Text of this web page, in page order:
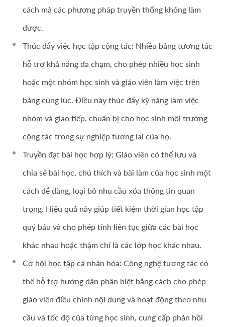
cách mà các phương pháp truyền thống không làm
được.
Thúc đẩy việc học tập cộng tác: Nhiều bảng tương tác
hỗ trợ khả năng đa chạm, cho phép nhiều học sinh
hoặc một nhóm học sinh và giáo viên làm việc trên
bảng cùng lúc. Điều này thúc đẩy kỹ năng làm việc
nhóm và giao tiếp, chuẩn bị cho học sinh môi trường
cộng tác trong sự nghiệp tương lai của họ.
Truyền đạt bài học hợp lý: Giáo viên có thể lưu và
chia sẻ bài học, chú thích và bài làm của học sinh một
cách dễ dàng, loại bỏ nhu cầu xóa thông tin quan
trọng. Hiệu quả này giúp tiết kiệm thời gian học tập
quý báu và cho phép tính liên tục giữa các bài học
khác nhau hoặc thậm chí là các lớp học khác nhau.
Cơ hội học tập cá nhân hóa: Công nghệ tương tác có
thể hỗ trợ hướng dẫn phân biệt bằng cách cho phép
giáo viên điều chỉnh nội dung và hoạt động theo nhu
cầu và tốc độ của từng học sinh, cung cấp phản hồi